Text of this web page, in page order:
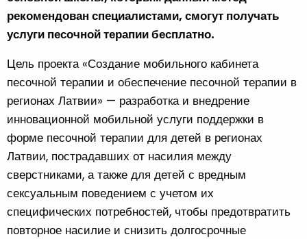
рекомендован специалистами, смогут получать
услуги песочной терапии бесплатно.
Цель проекта «Создание мобильного кабинета
песочной терапии и обеспечение песочной терапии в
регионах Латвии» — разработка и внедрение
инновационной мобильной услуги поддержки в
форме песочной терапии для детей в регионах
Латвии, пострадавших от насилия между
сверстниками, а также для детей с вредным
сексуальным поведением с учетом их
специфических потребностей, чтобы предотвратить
повторное насилие и снизить долгосрочные